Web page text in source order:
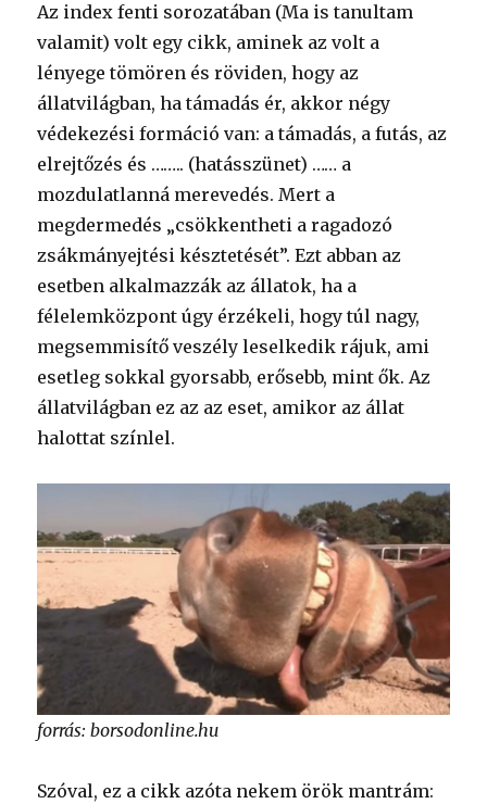
Az index fenti sorozatában (Ma is tanultam
valamit) volt egy cikk, aminek az volt a
lényege tömören és röviden, hogy az
állatvilágban, ha támadás ér, akkor négy
védekezési formáció van: a támadás, a futás, az
elrejtőzés és …….. (hatásszünet) …… a
mozdulatlanná merevedés. Mert a
megdermedés „csökkentheti a ragadozó
zsákmányejtési késztetését”. Ezt abban az
esetben alkalmazzák az állatok, ha a
félelemközpont úgy érzékeli, hogy túl nagy,
megsemmisítő veszély leselkedik rájuk, ami
esetleg sokkal gyorsabb, erősebb, mint ők. Az
állatvilágban ez az az eset, amikor az állat
halottat színlel.
forrás: borsodonline.hu
Szóval, ez a cikk azóta nekem örök mantrám: